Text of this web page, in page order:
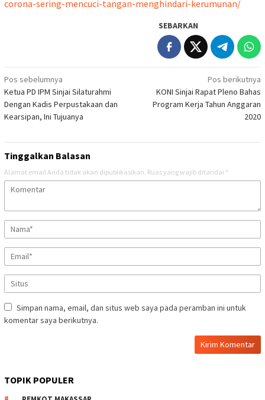
corona-sering-mencuci-tangan-menghindari-kerumunan/
SEBARKAN
Navigasi
pos
Pos sebelumnya
Ketua PD IPM Sinjai Silaturahmi
Dengan Kadis Perpustakaan dan
Kearsipan, Ini Tujuanya
Pos berikutnya
KONI Sinjai Rapat Pleno Bahas
Program Kerja Tahun Anggaran
2020
Tinggalkan Balasan
Alamat email Anda tidak akan dipublikasikan. Ruas yang wajib ditandai *
Simpan nama, email, dan situs web saya pada peramban ini untuk
komentar saya berikutnya.
TOPIK POPULER